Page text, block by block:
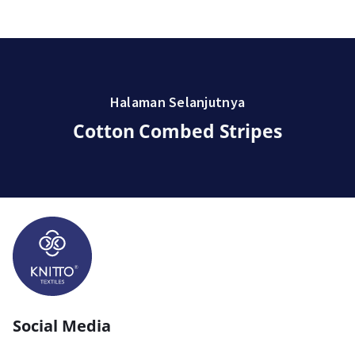
Halaman Selanjutnya
Cotton Combed Stripes
Social Media